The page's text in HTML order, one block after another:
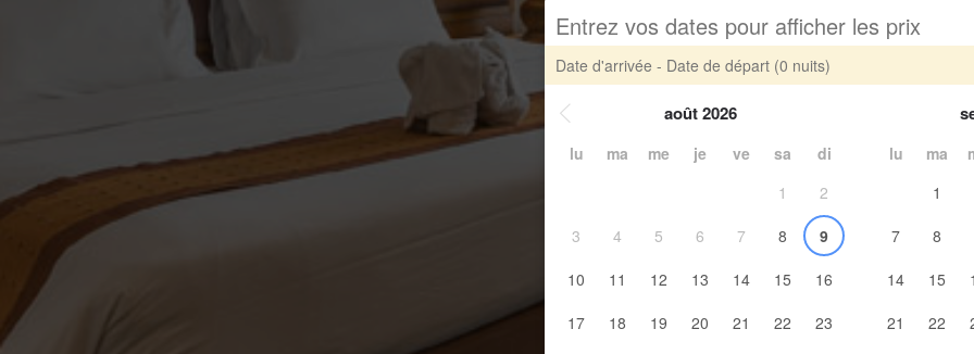
Entrez vos dates pour afficher les prix
Date d'arrivée - Date de départ (0 nuits)
août 2026
lu ma me je ve sa
di
1
2
3
4 5 6 7 8
9
10
11 12 13 14 15
16
17
18 19 20 21 22
23
lu ma
1
7
8
14
15
21
22